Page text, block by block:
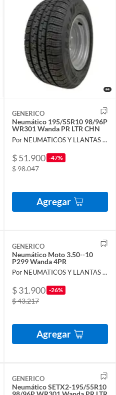
GENERICO
Neumático 195/55R10 98/96P
WR301 Wanda PR LTR CHN
Por NEUMATICOS Y LLANTAS DEL PACIFICO LIMITADA
$ 51.900 -47%
$ 98.047
Agregar
GENERICO
Neumático Moto 3.50--10
P299 Wanda 4PR
Por NEUMATICOS Y LLANTAS DEL PACIFICO LIMITADA
$ 31.900 -26%
$ 43.217
Agregar
GENERICO
Neumático SETX2-195/55R10